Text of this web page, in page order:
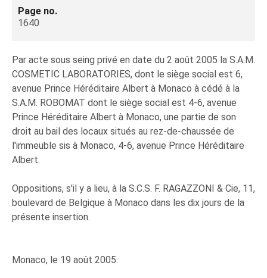
Page no.
1640
Par acte sous seing privé en date du 2 août 2005 la S.A.M.
COSMETIC LABORATORIES, dont le siège social est 6,
avenue Prince Héréditaire Albert à Monaco à cédé à la
S.A.M. ROBOMAT dont le siège social est 4-6, avenue
Prince Héréditaire Albert à Monaco, une partie de son
droit au bail des locaux situés au rez-de-chaussée de
l'immeuble sis à Monaco, 4-6, avenue Prince Héréditaire
Albert.
Oppositions, s'il y a lieu, à la S.C.S. F. RAGAZZONI & Cie, 11,
boulevard de Belgique à Monaco dans les dix jours de la
présente insertion.
Monaco, le 19 août 2005.